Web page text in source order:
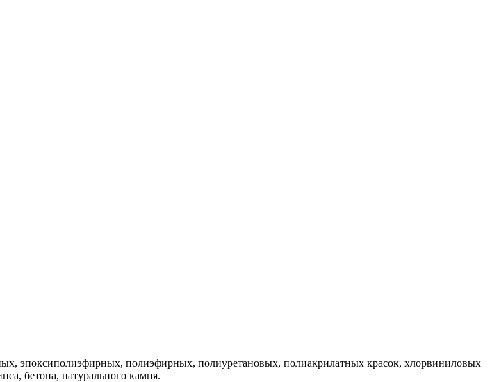
эпоксиполиэфирных, полиэфирных, полиуретановых, полиакрилатных красок, хлорвиниловых
бетона, натурального камня.